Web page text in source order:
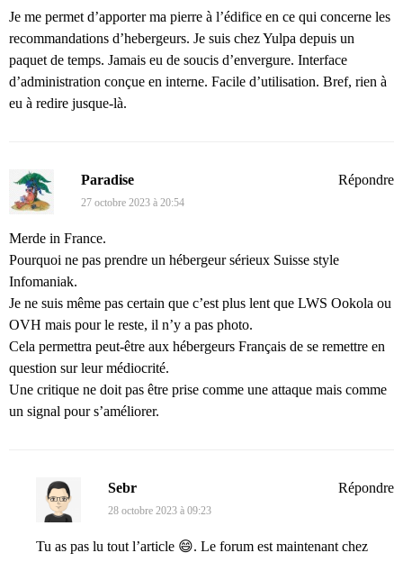
Je me permet d’apporter ma pierre à l’édifice en ce qui concerne les
recommandations d’hebergeurs. Je suis chez Yulpa depuis un
paquet de temps. Jamais eu de soucis d’envergure. Interface
d’administration conçue en interne. Facile d’utilisation. Bref, rien à
eu à redire jusque-là.
Paradise
27 octobre 2023 à 20:54
Merde in France.
Pourquoi ne pas prendre un hébergeur sérieux Suisse style
Infomaniak.
Je ne suis même pas certain que c’est plus lent que LWS Ookola ou
OVH mais pour le reste, il n’y a pas photo.
Cela permettra peut-être aux hébergeurs Français de se remettre en
question sur leur médiocrité.
Une critique ne doit pas être prise comme une attaque mais comme
un signal pour s’améliorer.
Répondre
Sebr
28 octobre 2023 à 09:23
Tu as pas lu tout l’article 😄. Le forum est maintenant chez
Répondre